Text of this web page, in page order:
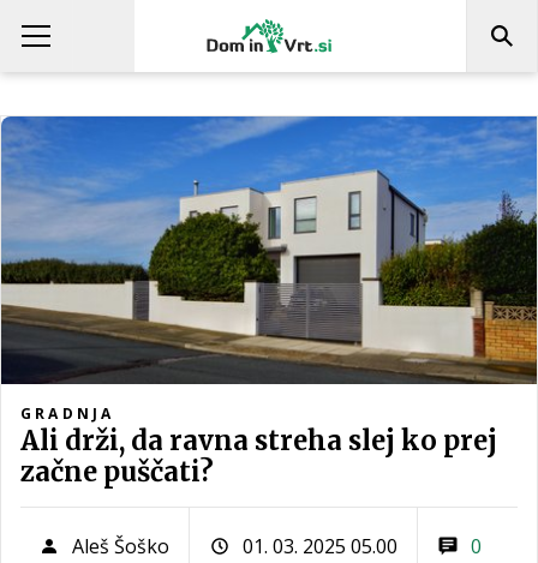
GRADNJA
Ali drži, da ravna streha slej ko prej
začne puščati?
Aleš Šoško 01. 03. 2025 05.00 0